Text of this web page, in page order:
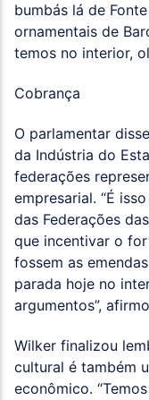
bumbás lá de
ornamentais de
temos no interior,
Cobrança
O parlamentar
da Indústria do
federações
empresarial. “É
das Federações
que incentivar o
fossem as
parada hoje no
argumentos”,
Wilker finalizou
cultural é também
econômico.